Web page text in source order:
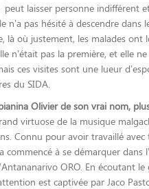
laisser personne indifférent
n’a pas hésité à descendre dans
là où justement, les malades ont
n’était pas la première, et elle
ces visites sont une lueur
du SIDA.
Olivier de son vrai nom,
virtuose de la musique
Connu pour avoir travaillé
commencé à se démarquer dans
ORO. En écoutant
est captivée par Jaco